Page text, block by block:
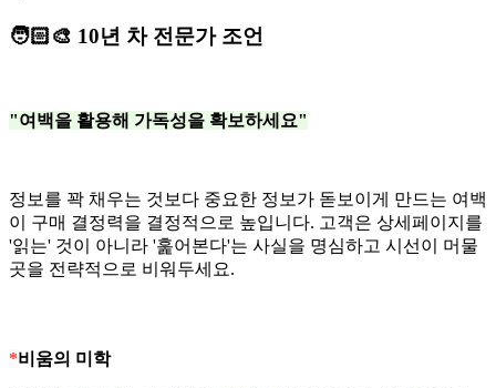
🧑🏻‍🎨 10년 차 전문가 조언
"여백을 활용해 가독성을 확보하세요"
정보를 꽉 채우는 것보다 중요한 정보가 돋보이게 만드는 여백
이 구매 결정력을 결정적으로 높입니다. 고객은 상세페이지를
'읽는' 것이 아니라 '훑어본다'는 사실을 명심하고 시선이 머물
곳을 전략적으로 비워두세요.
*비움의 미학